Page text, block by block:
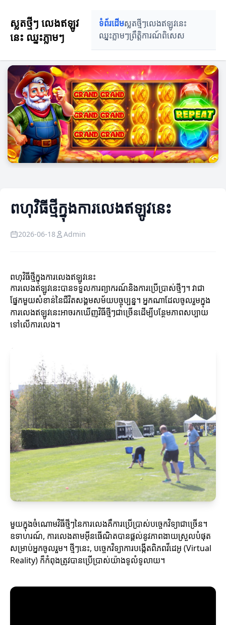
ស្លតថ្មីៗ លេងឥឡូវ
នេះ ឈ្នះភ្លាមៗ
ទំព័រដើមស្លតថ្មីៗលេងឥឡូវនេះ
ឈ្នះភ្លាមៗព្រឹត្តិការណ៍ពិសេស
ពហុវិធីថ្មីក្នុងការលេងឥឡូវនេះ
2026-06-18 Admin
ពហុវិធីថ្មីក្នុងការលេងឥឡូវនេះ
ការលេងឥឡូវនេះបានទទួលការព្យាករណ៍និងការប្រើប្រាស់ថ្មីៗ។ វាជា
ផ្នែកមួយសំខាន់នៃជីវិតសង្គមសម័យបច្ចុប្បន្ន។ អ្នកណាដែលចូលរួមក្នុង
ការលេងឥឡូវនេះអាចរកឃើញវិធីថ្មីៗជាច្រើនដើម្បីបន្ថែមភាពសប្បាយ
ទៅលើការលេង។
មួយក្នុងចំណោមវិធីថ្មីៗនៃការលេងគឺការប្រើប្រាស់បច្ចេកវិទ្យាជាច្រើន។
ឧទាហរណ៍, ការលេងតាមអ៊ីនធើណិតបានផ្ដល់នូវភាពងាយស្រួលបំផុត
សម្រាប់អ្នកចូលរួម។ ថ្មីៗនេះ, បច្ចេកវិទ្យាការបង្កើតពិភពវីដេអូ (Virtual
Reality) ក៏កំពុងត្រូវបានប្រើប្រាស់យ៉ាងទូលំទូលាយ។